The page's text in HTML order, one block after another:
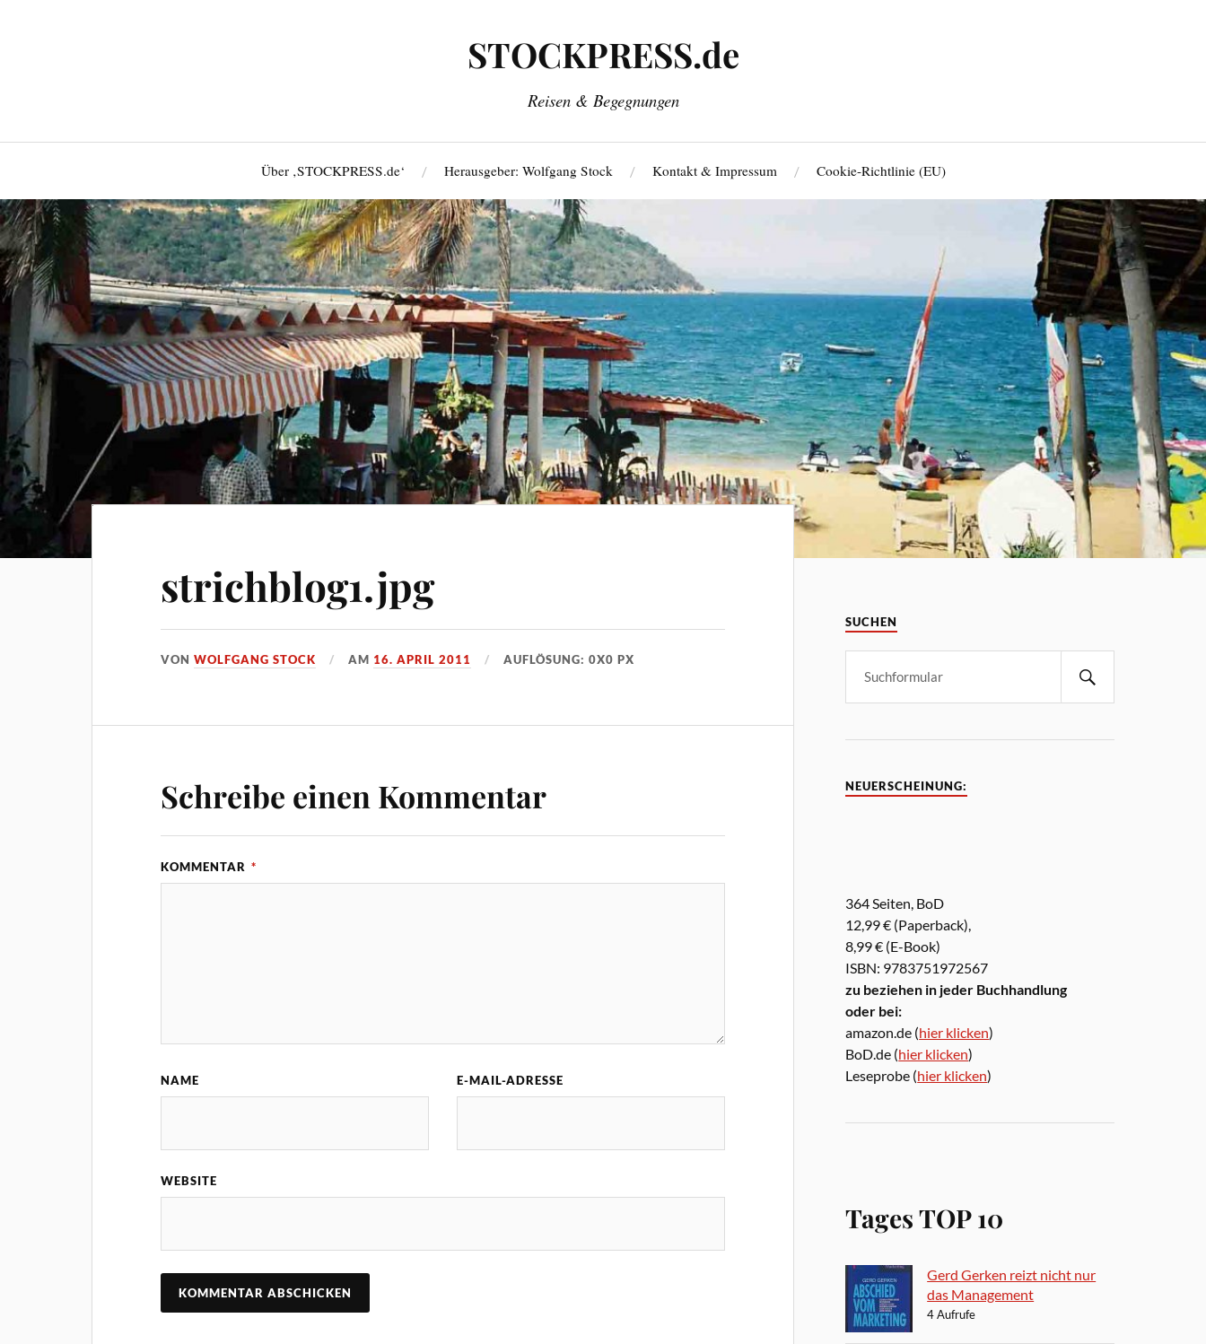
STOCKPRESS.de
Reisen & Begegnungen
Über ‚STOCKPRESS.de‘ Herausgeber: Wolfgang Stock Kontakt & Impressum Cookie-Richtlinie (EU)
strichblog1.jpg
VONWOLFGANG STOCK AM 16. APRIL 2011 AUFLÖSUNG: 0X0 PX
Schreibe einen Kommentar
KOMMENTAR *
NAME E-MAIL-ADRESSE
WEBSITE
SUCHEN
NEUERSCHEINUNG:
364 Seiten, BoD
12,99 € (Paperback),
8,99 € (E-Book)
ISBN: 9783751972567
zu beziehen in jeder Buchhandlung
oder bei:
amazon.de (hier klicken)
BoD.de (hier klicken)
Leseprobe (hier klicken)
Tages TOP 10
Gerd Gerken reizt nicht nur
das Management
4 Aufrufe